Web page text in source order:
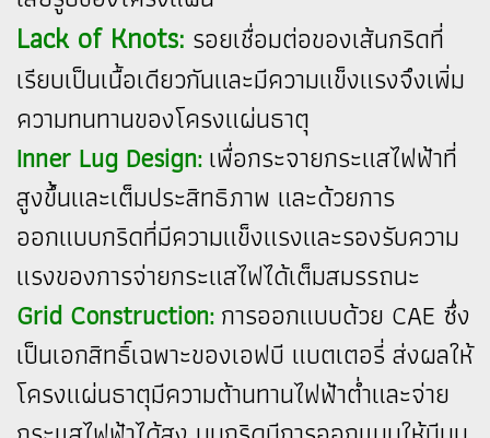
Lack of Knots: รอยเชื่อมต่อของเส้นกริดที่
เรียบเป็นเนื้อเดียวกันและมีความแข็งแรงจึงเพิ่ม
ความทนทานของโครงแผ่นธาตุ
Inner Lug Design:เพื่อกระจายกระแสไฟฟ้าที่
สูงขึ้นและเต็มประสิทธิภาพ และด้วยการ
ออกแบบกริดที่มีความแข็งแรงและรองรับความ
แรงของการจ่ายกระแสไฟได้เต็มสมรรถนะ
Grid Construction:การออกแบบด้วย CAE ซึ่ง
เป็นเอกสิทธิ์เฉพาะของเอฟบี แบตเตอรี่ ส่งผลให้
โครงแผ่นธาตุมีความต้านทานไฟฟ้าต่ำและจ่าย